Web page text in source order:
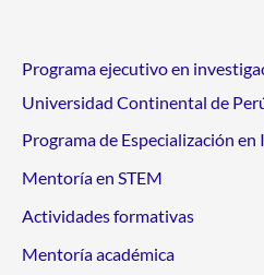
Programa ejecutivo en
Universidad Continental de
Programa de Especialización en
Mentoría en STEM
Actividades formativas
Mentoría académica